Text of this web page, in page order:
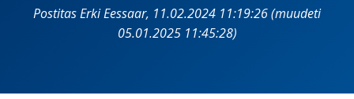
Postitas Erki Eessaar, 11.02.2024 11:19:26 (muudeti
05.01.2025 11:45:28)